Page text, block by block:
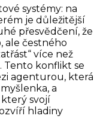
systémy: na
je důležitější
přesvědčení, že
​​ale čestného
více než
Tento konflikt se
agenturou, která
a
svojí
hladiny